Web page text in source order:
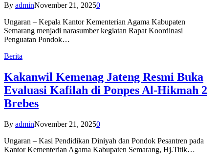
By adminNovember 21, 20250
Ungaran – Kepala Kantor Kementerian Agama Kabupaten
Semarang menjadi narasumber kegiatan Rapat Koordinasi
Penguatan Pondok…
Berita
Kakanwil Kemenag Jateng Resmi Buka
Evaluasi Kafilah di Ponpes Al-Hikmah 2
Brebes
By adminNovember 21, 20250
Ungaran – Kasi Pendidikan Diniyah dan Pondok Pesantren pada
Kantor Kementerian Agama Kabupaten Semarang, Hj.Titik…